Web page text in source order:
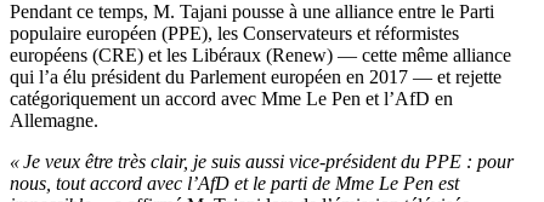
Pendant ce temps, M. Tajani pousse à une alliance entre le Parti
populaire européen (PPE), les Conservateurs et réformistes
européens (CRE) et les Libéraux (Renew) — cette même alliance
qui l’a élu président du Parlement européen en 2017 — et rejette
catégoriquement un accord avec Mme Le Pen et l’AfD en
Allemagne.
« Je veux être très clair, je suis aussi vice-président du PPE : pour
nous, tout accord avec l’AfD et le parti de Mme Le Pen est